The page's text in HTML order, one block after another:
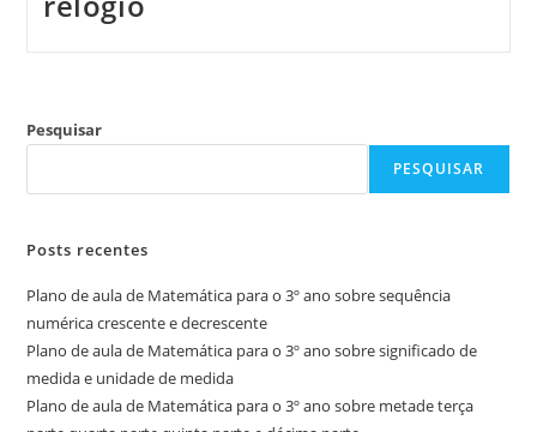
Pesquisar
PESQUISAR
Posts recentes
Plano de aula de Matemática para o 3º ano sobre sequência
numérica crescente e decrescente
Plano de aula de Matemática para o 3º ano sobre significado de
medida e unidade de medida
Plano de aula de Matemática para o 3º ano sobre metade terça